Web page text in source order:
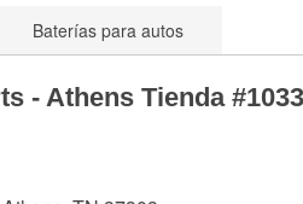
Baterías para autos
- Athens Tienda #1033